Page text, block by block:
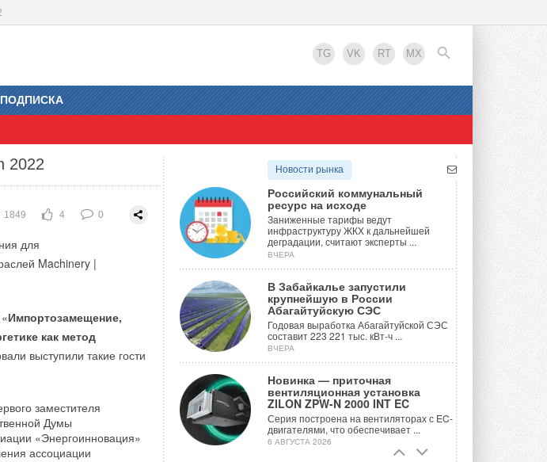
TG VK RT MX
ПОДПИСКА
EN
2022
1849 4 0
для
Machinery |
Импортозамещение,
как метод
выступили такие гости
заместителя
Думы
«Энергоинновация»
ассоциации
Новости рынка
Российский коммунальный
ресурс на исходе
Заниженные тарифы ведут
инфраструктуру ЖКХ к дальнейшей
деградации, считают эксперты ...
ВЧЕРА
В Забайкалье запустили
крупнейшую в России
Абагайтуйскую СЭС
Годовая выработка Абагайтуйской СЭС
составит 223 221 тыс. кВт-ч ...
ВЧЕРА
Новинка — приточная
вентиляционная установка
ZILON ZPW-N 2000 INT EC
Серия построена на вентиляторах с EC-
двигателями, что обеспечивает ...
6 АВГУСТА 2026
в космос
2136 3 0
пожертвование
прототипа солнечной